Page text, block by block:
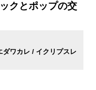
クとポップの交
ワカレ / イクリプスレ